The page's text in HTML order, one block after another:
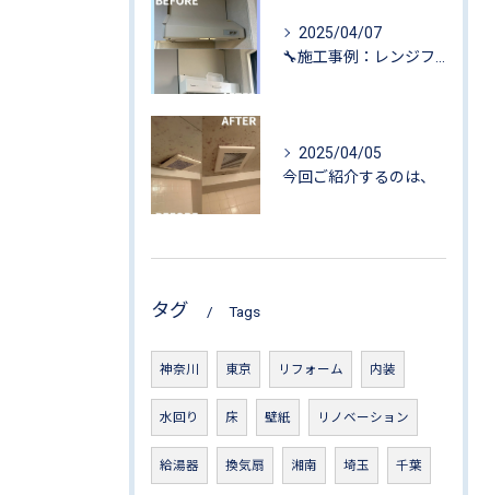
2025/04/07
2025/04/05
今回ご紹介するのは、
タグ Tags
神奈川 東京 リフォーム 内装
水回り 床 壁紙 リノベーション
給湯器 換気扇 湘南 埼玉 千葉